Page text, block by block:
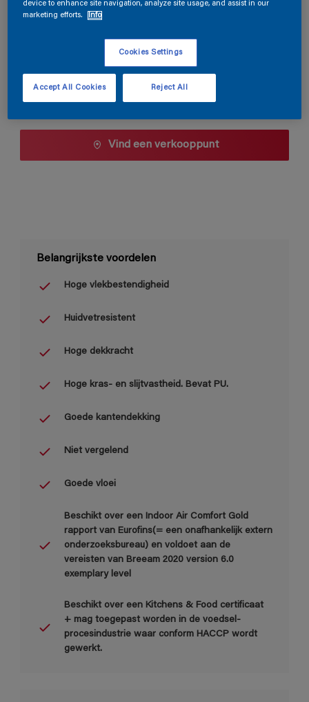
Verpakkingsgrootte
Verfcalculator
Vind een verkooppunt
Belangrijkste voordelen
Hoge vlekbestendigheid
Huidvetresistent
Hoge dekkracht
Hoge kras- en slijtvastheid. Bevat PU.
Goede kantendekking
Niet vergelend
Goede vloei
Beschikt over een Indoor Air Comfort Gold
rapport van Eurofins(= een onafhankelijk extern
onderzoeksbureau) en voldoet aan de
vereisten van Breeam 2020 version 6.0
exemplary level
Beschikt over een Kitchens & Food certificaat
+ mag toegepast worden in de voedsel-
procesindustrie waar conform HACCP wordt
gewerkt.
device to enhance site navigation, analyze site usage, and assist in our
marketing efforts.
Info
Cookies Settings
Reject All
Accept All Cookies